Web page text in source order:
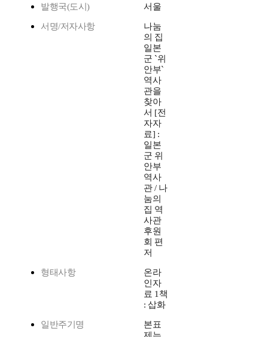
발행국(도시) 서울
서명/저자사항
나눔
의 집
일본
군 `위
안부`
역사
관을
찾아
서 [전
자자
료] :
일본
군 위
안부
역사
관 / 나
눔의
집 역
사관
후원
회 편
저
형태사항
온라
인자
료 1책
: 삽화
일반주기명
본표